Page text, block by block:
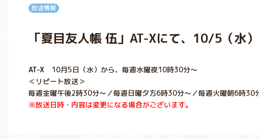
放送情報
「夏目友人帳 伍」AT-Xにて、10/5（水
AT-X
10月5日（水）から、毎週水曜夜10時30分～
＜リピート放送＞
毎週金曜午後2時30分～／毎週日曜夕方6時30分～／毎週火曜朝6時30
※放送日時・内容は変更になる場合がございます。